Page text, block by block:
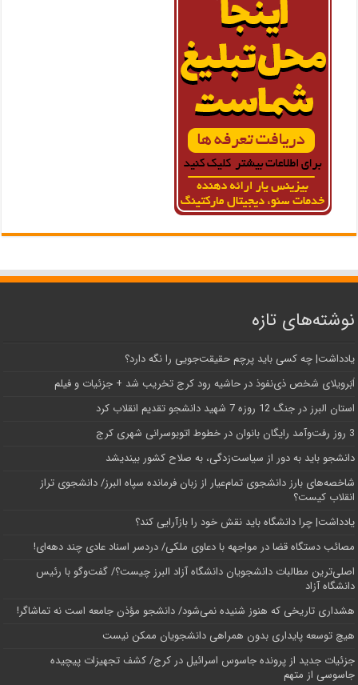
نوشته‌های تازه
یادداشت| ‌چه کسی باید پرچم حقیقت‌جویی را نگه دارد؟
اَبَر‌ویلای شخص ذی‌نفوذ در حاشیه‌ رود کرج تخریب شد + جزئیات و فیلم
استان البرز در جنگ 12 روزه 7 شهید دانشجو تقدیم انقلاب کرد
3 روز رفت‌وآمد رایگان بانوان در خطوط اتوبوسرانی شهری کرج
دانشجو باید به دور از سیاست‌زدگی، به صلاح کشور بیندیشد
شاخصه‌های بارز دانشجوی تمام‌عیار از زبان فرمانده سپاه البرز/ دانشجوی تراز
انقلاب کیست؟
یادداشت| چرا دانشگاه باید نقش خود را بازآرایی کند؟
مصائب دستگاه قضا در مواجهه با دعاوی ملکی/ دردسر اسناد عادی چند‌ دهه‌ای!
اصلی‌ترین مطالبات دانشجویان دانشگاه آزاد البرز چیست؟/ گفت‌وگو با رئیس
دانشگاه آز‌اد
هشداری تاریخی که هنوز شنیده نمی‌شود/ دانشجو مؤذن جامعه است نه تماشاگر!
هیچ توسعه پایداری بدون همراهی دانشجویان ممکن نیست
جزئیات جدید از پرونده جاسوس اسرائیل در کرج/‌ کشف تجهیزات پیچیده
جاسوسی از متهم